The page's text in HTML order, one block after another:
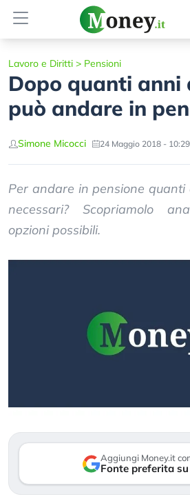
Lavoro e Diritti > Pensioni
Dopo quanti anni
può andare in
Simone Micocci 24 Maggio 2018 - 10:29
Per andare in pensione
necessari? Scopriamolo
opzioni possibili.
Aggiungi Money.it
Fonte preferita